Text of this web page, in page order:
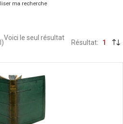
ma recherche
Voici le seul résultat
Résultat 1